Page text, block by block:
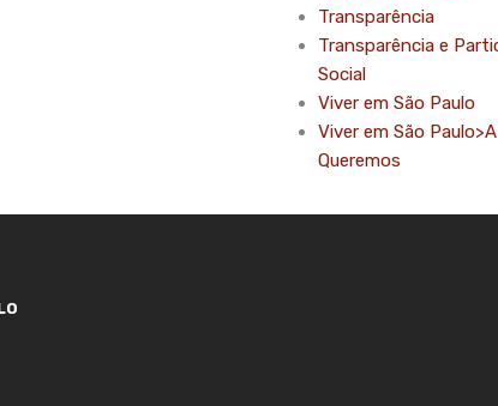
Transparência
Transparência e
Social
Viver em São Paulo
Viver em São
Queremos